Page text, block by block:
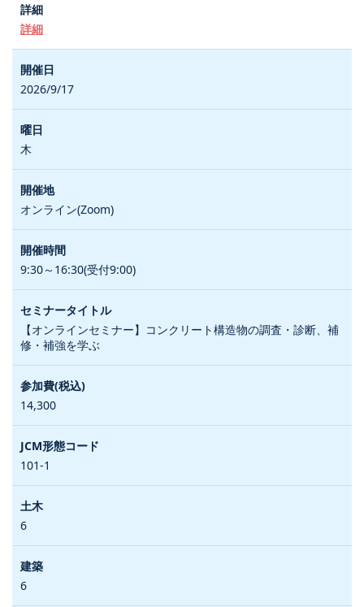
詳細
2026/9/17
木
オンライン(Zoom)
9:30～16:30(受付9:00)
【オンラインセミナー】コンクリート構造物の調査・診断、補
修・補強を学ぶ
14,300
101-1
6
6